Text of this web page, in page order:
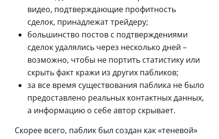
видео, подтверждающие профитность
сделок, принадлежат трейдеру;
большинство постов с подтверждениями
сделок удалялись через несколько дней –
возможно, чтобы не портить статистику или
скрыть факт кражи из других пабликов;
за все время существования паблика не было
предоставлено реальных контактных данных,
а информацию о себе автор скрывает.
Скорее всего, паблик был создан как «теневой»